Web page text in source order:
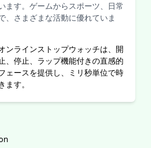
ます。ゲームからスポーツ、日常
、さまざまな活動に優れていま
ンラインストップウォッチは、開
、停止、ラップ機能付きの直感的
ェースを提供し、ミリ秒単位で時
ます。